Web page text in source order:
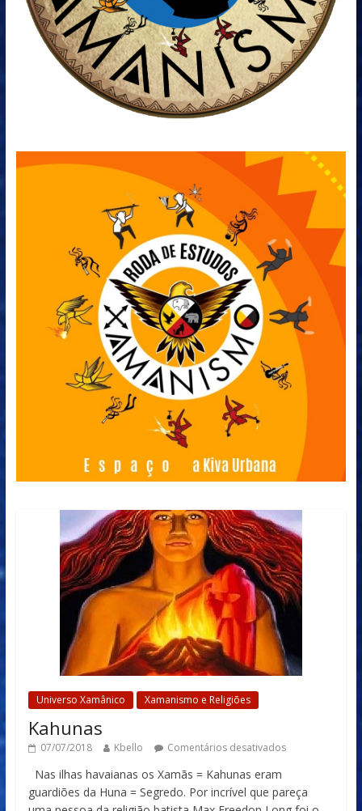
Universo Xamânico Xamanismo e Religiões
Kahunas
07/07/2018 Kbello Comentários desativados
Nas ilhas havaianas os Xamãs = Kahunas eram
guardiões da Huna = Segredo. Por incrível que pareça